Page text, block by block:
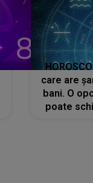
care are
bani. O
poate